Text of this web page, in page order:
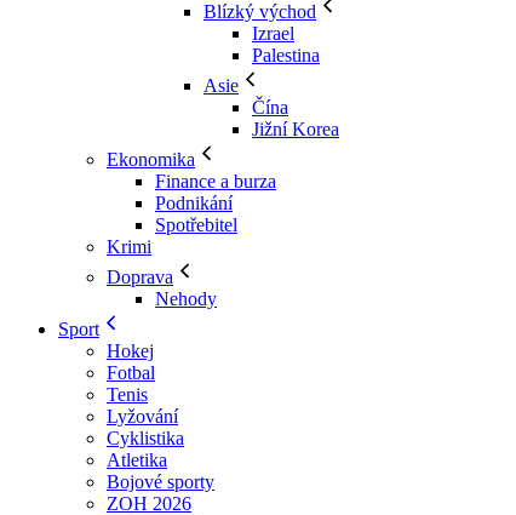
Blízký východ
Izrael
Palestina
Asie
Čína
Jižní Korea
Ekonomika
Finance a burza
Podnikání
Spotřebitel
Krimi
Doprava
Nehody
Sport
Hokej
Fotbal
Tenis
Lyžování
Cyklistika
Atletika
Bojové sporty
ZOH 2026